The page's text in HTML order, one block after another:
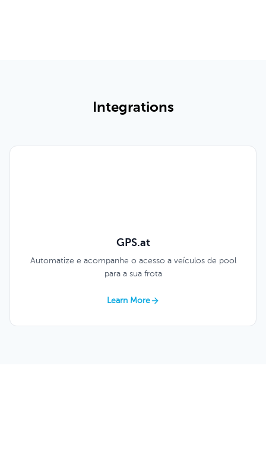
Integrations
GPS.at
Automatize e acompanhe o acesso a veículos de pool
para a sua frota
Learn More